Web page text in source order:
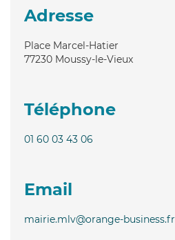
Adresse
Place Marcel-Hatier
77230 Moussy-le-Vieux
Téléphone
01 60 03 43 06
Email
mairie.mlv@orange-business.fr